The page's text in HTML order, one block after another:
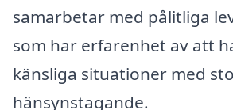
samarbetar med pålitliga
som har erfarenhet av att
känsliga situationer med
hänsynstagande.